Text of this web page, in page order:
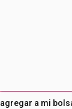
agregar a mi